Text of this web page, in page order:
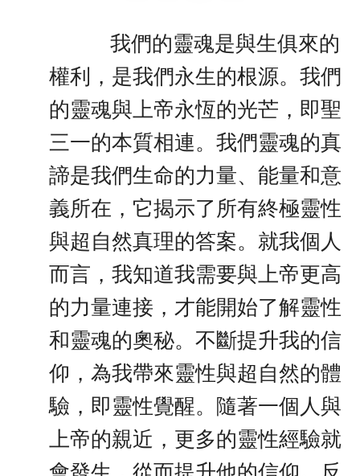
我們的靈魂是與生俱來的
權利，是我們永生的根源。我們
的靈魂與上帝永恆的光芒，即聖
三一的本質相連。我們靈魂的真
諦是我們生命的力量、能量和意
義所在，它揭示了所有終極靈性
與超自然真理的答案。就我個人
而言，我知道我需要與上帝更高
的力量連接，才能開始了解靈性
和靈魂的奧秘。不斷提升我的信
仰，為我帶來靈性與超自然的體
驗，即靈性覺醒。隨著一個人與
上帝的親近，更多的靈性經驗就